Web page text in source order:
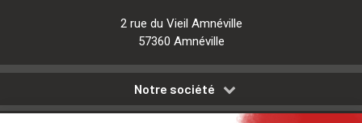
2 rue du Vieil Amnéville
57360 Amnéville
Notre société